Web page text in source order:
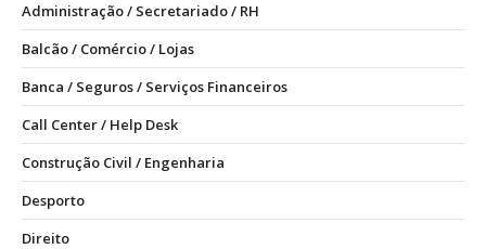
Administração / Secretariado / RH
Balcão / Comércio / Lojas
Banca / Seguros / Serviços Financeiros
Call Center / Help Desk
Construção Civil / Engenharia
Desporto
Direito